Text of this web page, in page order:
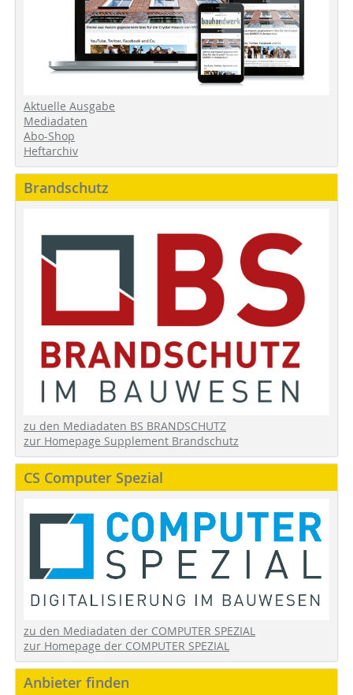
Aktuelle Ausgabe
Mediadaten
Abo-Shop
Heftarchiv
Brandschutz
zu den Mediadaten BS BRANDSCHUTZ
zur Homepage Supplement Brandschutz
CS Computer Spezial
zu den Mediadaten der COMPUTER SPEZIAL
zur Homepage der COMPUTER SPEZIAL
Anbieter finden